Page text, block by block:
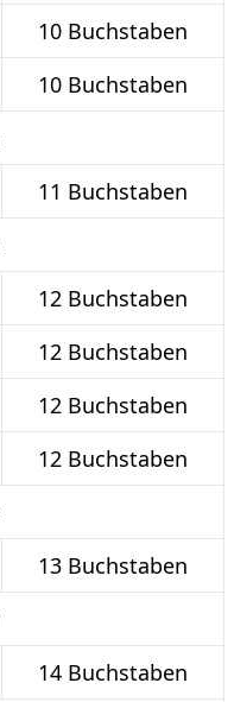
10 Buchstaben
10 Buchstaben
11 Buchstaben
12 Buchstaben
12 Buchstaben
12 Buchstaben
12 Buchstaben
13 Buchstaben
14 Buchstaben